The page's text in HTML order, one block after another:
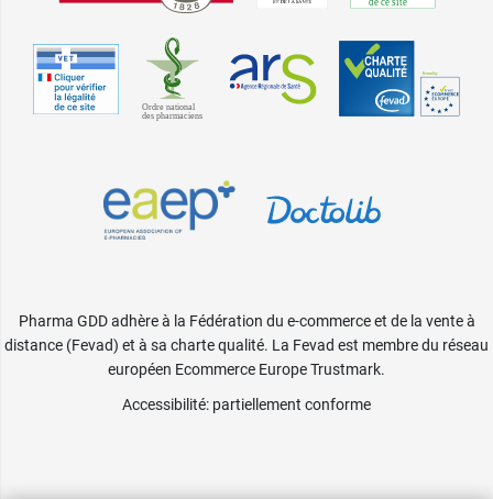
Pharma GDD adhère à la Fédération du e-commerce et de la vente à
distance (Fevad) et à sa charte qualité. La Fevad est membre du réseau
européen Ecommerce Europe Trustmark.
Accessibilité: partiellement conforme